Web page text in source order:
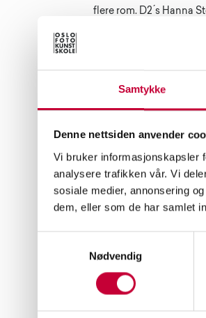
Samtykke
Denne nettsiden anvender
Vi bruker informasjonskapsler
analysere trafikken vår. Vi
sosiale medier, annonsering
dem, eller som de har samlet
Nødvendig
flere rom. D2 ́s Hanna
Arbeidet med disse
de rundt for å finne
domkirken i Oslo,
Hunder har stadig
Navnet Kerberos
hadde meg bekjent tre
gjengjeld opptre i flokk,
Galleriet vårt er delt inn
kunst bøker, hvor man